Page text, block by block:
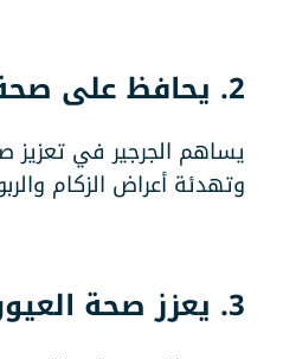
2. يحافظ على صحة الجهاز التنفسي:
وتهدئة أعراض الزكام
3. يعزز صحة العيون: